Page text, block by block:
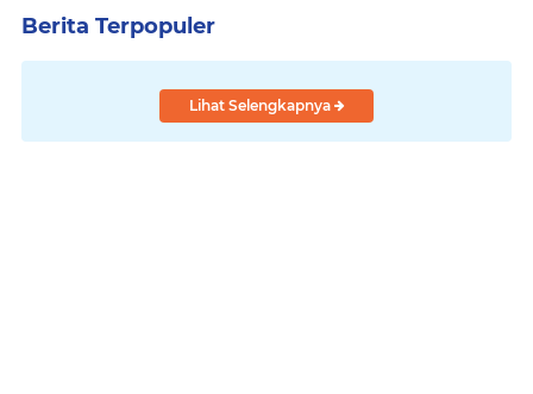
Berita Terpopuler
Lihat Selengkapnya